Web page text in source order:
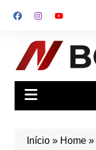
para
conteúdo
Início» Home»